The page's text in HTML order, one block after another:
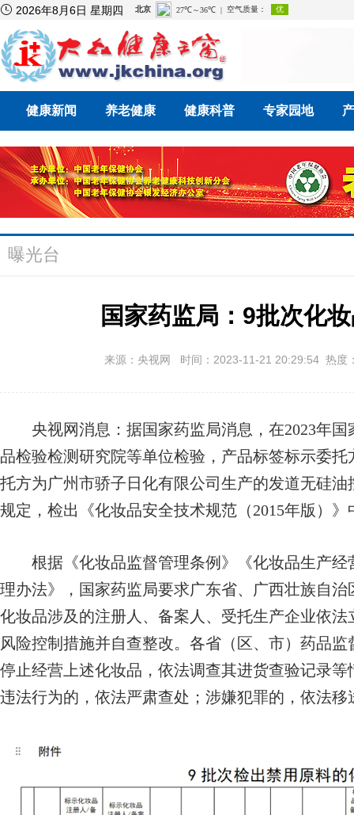
 2026年8月6日 星期四
健康新闻 养老健康 健康科普 专家园地
曝光台
国家药监局：9批次化
来源：央视网 时间：2023-11-21 20:29:54 热度
央视网消息：据国家药监局消息，在2023年国
品检验检测研究院等单位检验，产品标签标示委
托方为广州市骄子日化有限公司生产的发道无硅
规定，检出《化妆品安全技术规范（2015年版）》
根据《化妆品监督管理条例》《化妆品生产经
理办法》，国家药监局要求广东省、广西壮族自
化妆品涉及的注册人、备案人、受托生产企业依
风险控制措施并自查整改。各省（区、市）药品
停止经营上述化妆品，依法调查其进货查验记录
违法行为的，依法严肃查处；涉嫌犯罪的，依法移